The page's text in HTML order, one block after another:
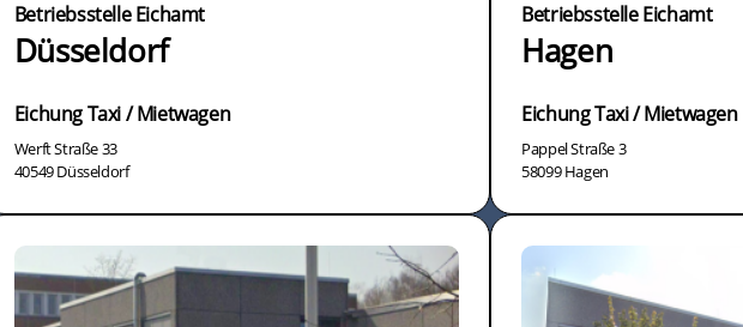
Betriebsstelle Eichamt
Düsseldorf
Eichung Taxi / Mietwagen
Werft Straße 33
40549 Düsseldorf
Betriebsstelle Eichamt
Hagen
Eichung Taxi / Mietwagen
Pappel Straße 3
58099 Hagen